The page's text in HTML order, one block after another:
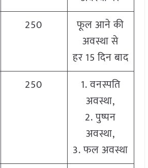
250
फूल आने की
अवस्था से
हर 15 दिन बाद
250
1. वनस्पति
अवस्था,
2. पुष्पन
अवस्था,
3. फल अवस्था